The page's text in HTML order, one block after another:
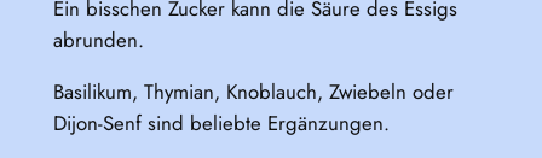
Ein bisschen Zucker kann die Säure des Essigs
abrunden.
Basilikum, Thymian, Knoblauch, Zwiebeln oder
Dijon-Senf sind beliebte Ergänzungen.